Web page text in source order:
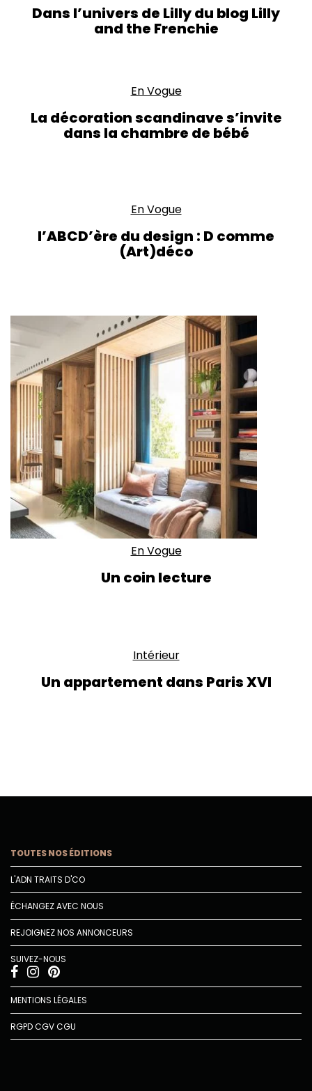
Dans l’univers de Lilly du blog Lilly
and the Frenchie
En Vogue
La décoration scandinave s’invite
dans la chambre de bébé
En Vogue
l’ABCD’ère du design : D comme
(Art)déco
En Vogue
Un coin lecture
Intérieur
Un appartement dans Paris XVI
TOUTES NOS ÉDITIONS
L'ADN TRAITS D'CO
ÉCHANGEZ AVEC NOUS
REJOIGNEZ NOS ANNONCEURS
SUIVEZ-NOUS
MENTIONS LÉGALES
RGPDCGVCGU